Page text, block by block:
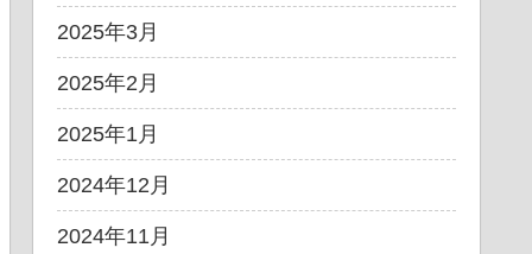
2025年3月
2025年2月
2025年1月
2024年12月
2024年11月